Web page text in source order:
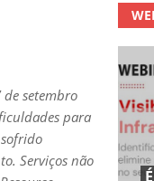
de setembro
para
Serviços não